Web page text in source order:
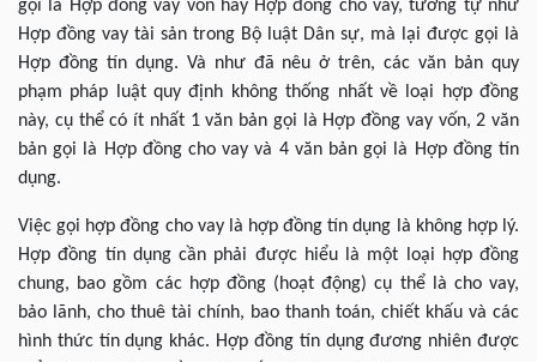
gọi là Hợp đồng vay vốn hay Hợp đồng cho vay, tương tự như
Hợp đồng vay tài sản trong Bộ luật Dân sự, mà lại được gọi là
Hợp đồng tín dụng. Và như đã nêu ở trên, các văn bản quy
phạm pháp luật quy định không thống nhất về loại hợp đồng
này, cụ thể có ít nhất 1 văn bản gọi là Hợp đồng vay vốn, 2 văn
bản gọi là Hợp đồng cho vay và 4 văn bản gọi là Hợp đồng tín
dụng.
Việc gọi hợp đồng cho vay là hợp đồng tín dụng là không hợp lý.
Hợp đồng tín dụng cần phải được hiểu là một loại hợp đồng
chung, bao gồm các hợp đồng (hoạt động) cụ thể là cho vay,
bảo lãnh, cho thuê tài chính, bao thanh toán, chiết khấu và các
hình thức tín dụng khác. Hợp đồng tín dụng đương nhiên được